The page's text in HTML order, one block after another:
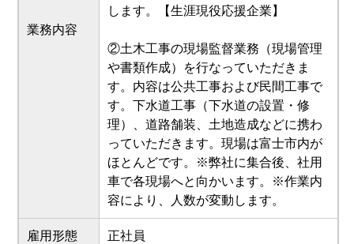
業務内容
します。【生涯現役応援企業】
②土木工事の現場監督業務（現場管理
や書類作成）を行なっていただきま
す。内容は公共工事および民間工事で
す。下水道工事（下水道の設置・修
理）、道路舗装、土地造成などに携わ
っていただきます。現場は富士市内が
ほとんどです。※弊社に集合後、社用
車で各現場へと向かいます。※作業内
容により、人数が変動します。
雇用形態 正社員